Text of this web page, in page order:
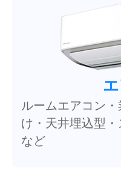
ルームエアコン
け・天井埋込型
など